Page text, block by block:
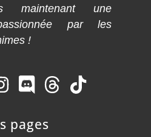
maintenant une
par les
!
pages